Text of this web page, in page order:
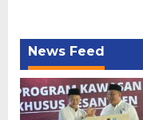
News Feed